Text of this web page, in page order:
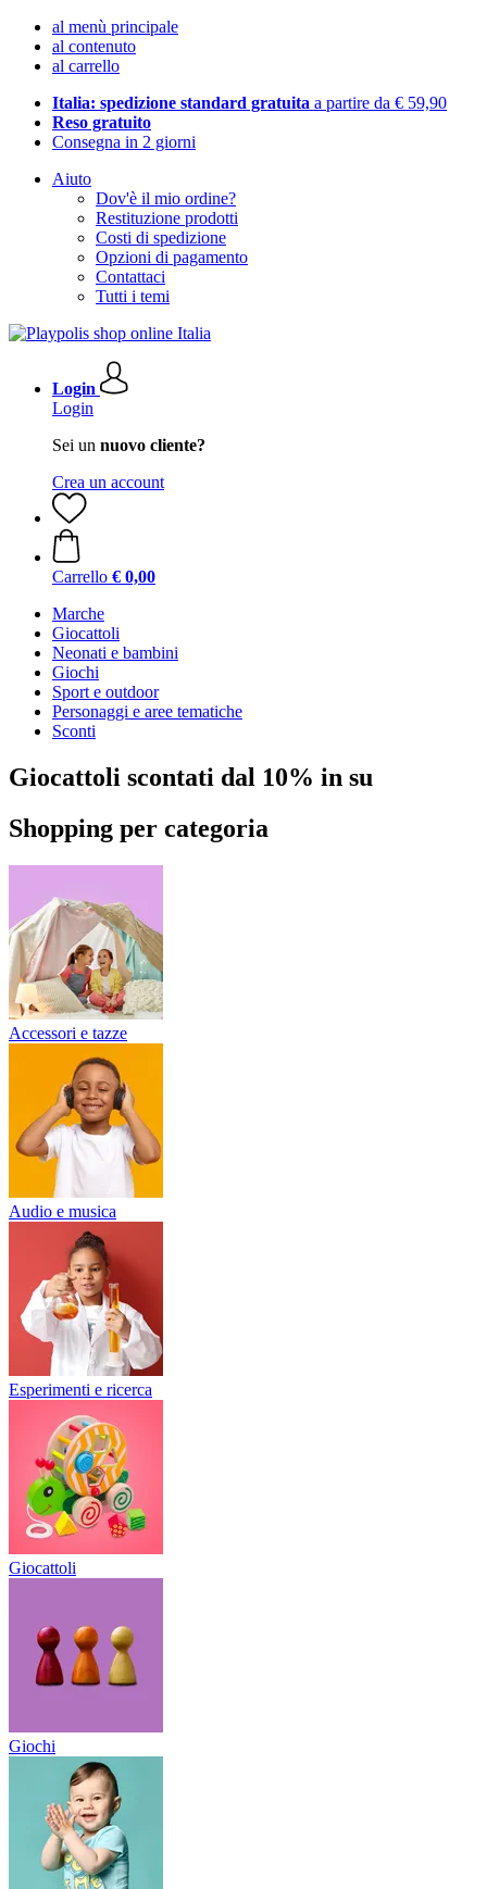
al menù principale
al contenuto
al carrello
Italia: spedizione standard gratuita a partire da € 59,90
Reso gratuito
Consegna in 2 giorni
Aiuto
Dov'è il mio ordine?
Restituzione prodotti
Costi di spedizione
Opzioni di pagamento
Contattaci
Tutti i temi
Login
Login
Sei un nuovo cliente?
Crea un account
Carrello € 0,00
Marche
Giocattoli
Neonati e bambini
Giochi
Sport e outdoor
Personaggi e aree tematiche
Sconti
Giocattoli scontati dal 10% in su
Shopping per categoria
Accessori e tazze
Audio e musica
Esperimenti e ricerca
Giocattoli
Giochi